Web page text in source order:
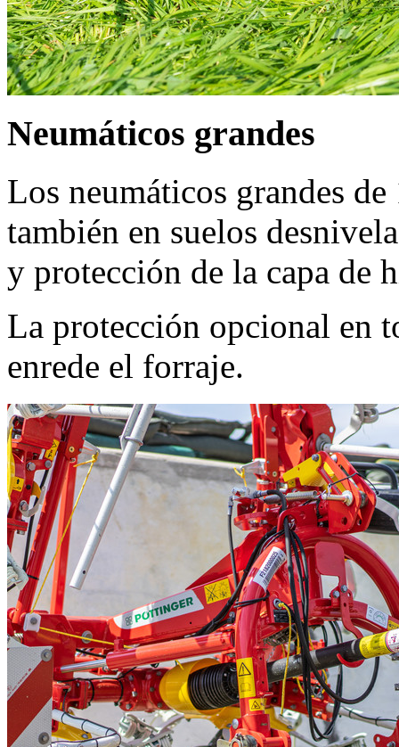
Neumáticos grandes
Los neumáticos grandes
también en suelos
y protección de la capa de
La protección opcional en
enrede el forraje.